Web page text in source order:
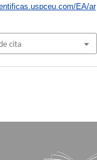
EA/ar
cita